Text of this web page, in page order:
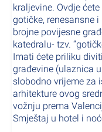
kraljevine. Ovdje
gotičke, renesansne
brojne povijesne
katedralu- tzv.
Imati ćete priliku
građevine (ulaznica
slobodno vrijeme za
arhitekture ovog
vožnju prema
Smještaj u hotel i